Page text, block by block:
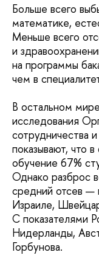
Больше всего
математике,
Меньше всего
и
на программы
чем в
В остальном
исследования
сотрудничества
показывают, что
обучение 67%
Однако разброс
средний отсев —
Израиле,
С показателями
Нидерланды,
Горбунова.